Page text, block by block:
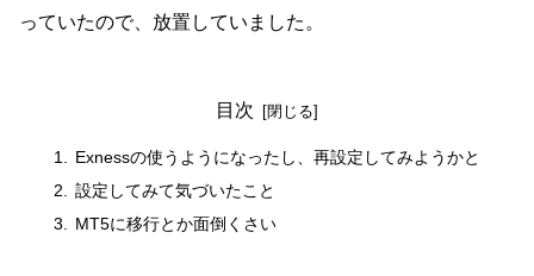
っていたので、放置していました。
目次
Exnessの使うようになったし、再設定してみようかと
設定してみて気づいたこと
MT5に移行とか面倒くさい